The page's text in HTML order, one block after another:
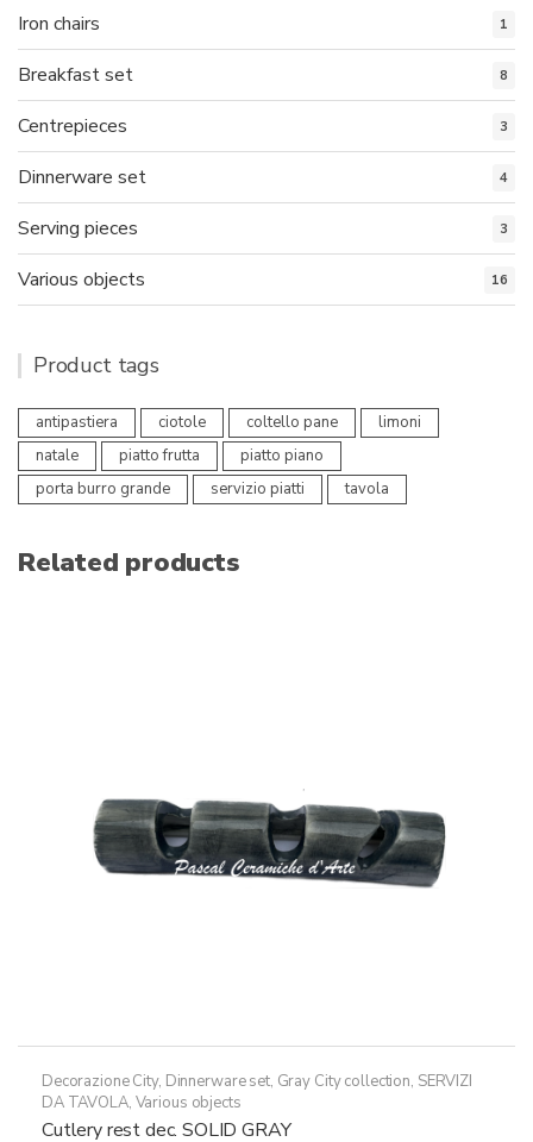
Iron chairs 1
Breakfast set 8
Centrepieces 3
Dinnerware set 4
Serving pieces 3
Various objects 16
Product tags
antipastiera ciotole coltello pane
limoni
natale
piatto frutta
piatto piano
porta burro grande
servizio piatti tavola
Related products
Decorazione City, Dinnerware set, Gray City collection, SERVIZI
DA TAVOLA, Various objects
Cutlery rest dec. SOLID GRAY